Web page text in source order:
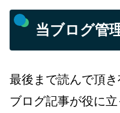
当ブログ管
最後まで読んで頂
ブログ記事が役に